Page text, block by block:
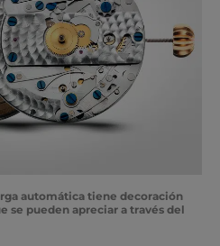
automática tiene decoración
se pueden apreciar a través del